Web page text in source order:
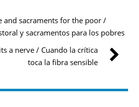
and sacraments for the poor /
y sacramentos para los pobres
a nerve / Cuando la crítica
toca la fibra sensible